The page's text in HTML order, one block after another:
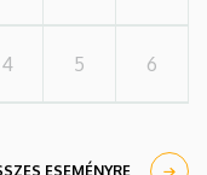
4 5 6
ESEMÉNYRE